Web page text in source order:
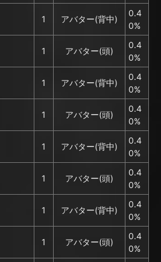
1 アバター(背中)
0.4
0%
1 アバター(頭)
0.4
0%
1 アバター(背中)
0.4
0%
1 アバター(頭)
0.4
0%
1 アバター(背中)
0.4
0%
1 アバター(頭)
0.4
0%
1 アバター(背中)
0.4
0%
1 アバター(頭)
0.4
0%